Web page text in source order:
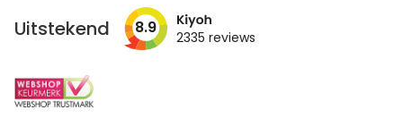
Uitstekend 8.9 2335 reviews